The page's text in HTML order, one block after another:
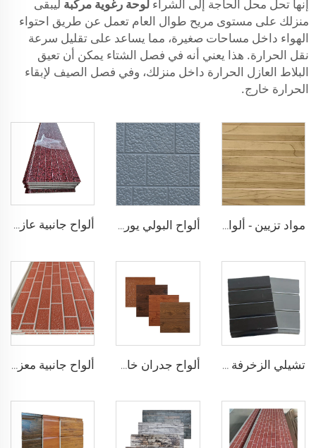
إنها تحل محل الحاجة إلى الشراء لوحة رغوية مركبة ليبقى
منزلك على مستوى مريح طوال العام تعمل عن طريق احتواء
الهواء داخل مساحات صغيرة، مما يساعد على تقليل سرعة
نقل الحرارة. هذا يعني أنه في فصل الشتاء يمكن أن تعيق
البلاط العازل الحرارة داخل منزلك، وفي فصل الصيف لإبقاء
الحرارة خارج.
مواد تزيين - ألواح جدارية معدنية عازلة ألواح ساندويشية من البولي يوريثين ألواح ساندويشية من البولي يوريثين لتجديد المنازل القديمة ألواح البولي يوريثين المزدوجة المنحوتة من المعادن، ألواح تزيينية للجدران الخارجية مع عزل حراري من رغوة البولي يوريثين لبيوت صغيرة ألواح جانبية عازلة من البولي يوريثين ألواح جدار خارجي مقاومة للنار ألواح رغوة بولي يوريثين مركبة عازلة ألواح مركبة معدنية
تشيلي الزخرفة الشعبية بلاستيك محاك الألواح الجدارية ألواح رغوة البولي يوريثين المركبة العازلة ألواح جانبية معدنية سوداء للمنزل ألواح جدران خارجية معدنية مقاومة للماء ألواح رغوة بولي يوريثين مركبة عازلة الجدران الخشبية المزيفة للخيمة ألواح جانبية معزولة معدنية سميكة 16مم ألواح مركبة معزولة بالبولي يوريثين PU الرغوية المعزولة حراريًا